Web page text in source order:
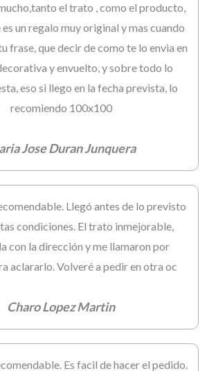
el trato , como el producto,
un regalo muy original y mas cuando
frase, que decir de como te lo envia en
y envuelto, y sobre todo lo
eso si llego en la fecha prevista, lo
recomiendo 100x100
Jose Duran Junquera
Llegó antes de lo previsto
condiciones. El trato inmejorable,
con la dirección y me llamaron por
aclararlo. Volveré a pedir en otra oc
Charo Lopez Martin
Es facil de hacer el pedido.